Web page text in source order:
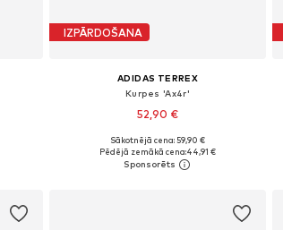
IZPĀRDOŠANA
ADIDAS TERREX
Kurpes 'Ax4r'
52,90 €
Pieejams daudzos izmēros
Pievienot grozam
Sākotnējā cena: 59,90 €
Pēdējā zemākā cena:44,91 €